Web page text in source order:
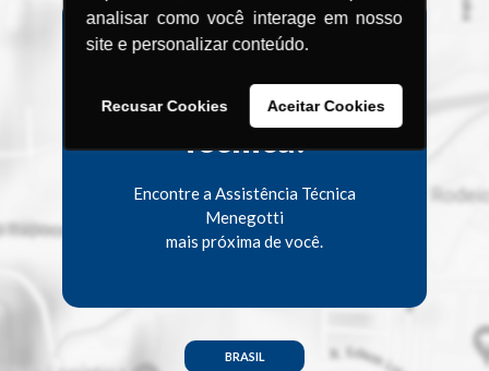
analisar como você interage em nosso
site e personalizar conteúdo.
Recusar Cookies Aceitar Cookies
Procurando uma
Assistência
Técnica?
Encontre a Assistência Técnica
Menegotti
mais próxima de você.
BRASIL